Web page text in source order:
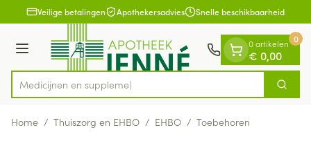
Ga naar de inhoud
1 van 1Veilige betalingen Apothekersadvies Snelle beschikbaarheid
Menu
Product, merk, categorie...
Med Zoek
0 artikelen
€ 0,00
0
Home / Thuiszorg en EHBO / EHBO / Toebehoren